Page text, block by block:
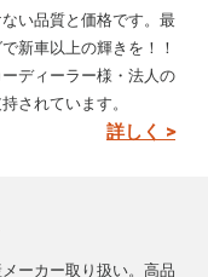
い品質と価格です。最
新車以上の輝きを！！
ディーラー様・法人の
されています。
詳しく >
ーカー取り扱い。高品